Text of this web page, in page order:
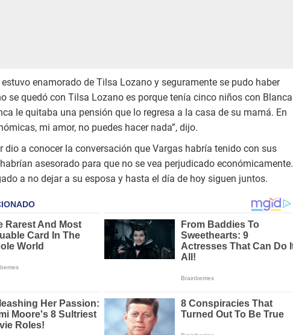
enamorado de Tilsa Lozano y seguramente se pudo haber
se quedó con Tilsa Lozano es porque tenía cinco niños con Blanca
le quitaba una pensión que lo regresa a la casa de su mamá. En
mi amor, no puedes hacer nada”, dijo.
dio a conocer la conversación que Vargas habría tenido con sus
asesorado para que no se vea perjudicado económicamente.
a no dejar a su esposa y hasta el día de hoy siguen juntos.